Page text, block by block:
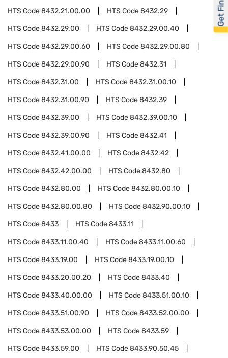
HTS Code8432.21.00.00 HTS Code8432.29
HTS Code8432.29.00 HTS Code8432.29.00.40
HTS Code8432.29.00.60 HTS Code8432.29.00.80
HTS Code8432.29.00.90 HTS Code8432.31
HTS Code8432.31.00 HTS Code8432.31.00.10
HTS Code8432.31.00.90 HTS Code8432.39
HTS Code8432.39.00 HTS Code8432.39.00.10
HTS Code8432.39.00.90 HTS Code8432.41
HTS Code8432.41.00.00 HTS Code8432.42
HTS Code8432.42.00.00 HTS Code8432.80
HTS Code8432.80.00 HTS Code8432.80.00.10
HTS Code8432.80.00.80 HTS Code8432.90.00.10
HTS Code8433 HTS Code8433.11
HTS Code8433.11.00.40 HTS Code8433.11.00.60
HTS Code8433.19.00 HTS Code8433.19.00.10
HTS Code8433.20.00.20 HTS Code8433.40
HTS Code8433.40.00.00 HTS Code8433.51.00.10
HTS Code8433.51.00.90 HTS Code8433.52.00.00
HTS Code8433.53.00.00 HTS Code8433.59
HTS Code8433.59.00 HTS Code8433.90.50.45